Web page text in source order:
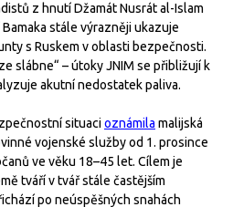
z hnutí Džamát Nusrát al-Islam
stále výrazněji ukazuje
s Ruskem v oblasti bezpečnosti.
slábne“ – útoky JNIM se přibližují k
akutní nedostatek paliva.
situacioznámila malijská
vojenské služby od 1. prosince
ve věku 18–45 let. Cílem je
tváří v tvář stále častějším
po neúspěšných snahách